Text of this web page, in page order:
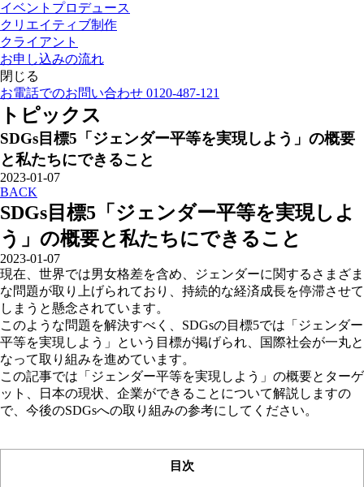
イベントプロデュース
クリエイティブ制作
クライアント
お申し込みの流れ
閉じる
お電話でのお問い合わせ 0120-487-121
トピックス
SDGs目標5「ジェンダー平等を実現しよう」の概要
と私たちにできること
2023-01-07
BACK
SDGs目標5「ジェンダー平等を実現しよ
う」の概要と私たちにできること
2023-01-07
現在、世界では男女格差を含め、ジェンダーに関するさまざま
な問題が取り上げられており、持続的な経済成長を停滞させて
しまうと懸念されています。
このような問題を解決すべく、SDGsの目標5では「ジェンダー
平等を実現しよう」という目標が掲げられ、国際社会が一丸と
なって取り組みを進めています。
この記事では「ジェンダー平等を実現しよう」の概要とターゲ
ット、日本の現状、企業ができることについて解説しますの
で、今後のSDGsへの取り組みの参考にしてください。
目次